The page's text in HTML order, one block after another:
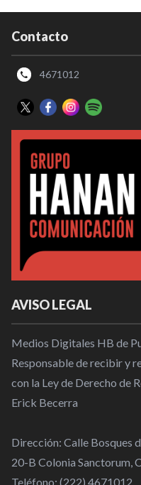
Contacto
4671012
AVISO LEGAL
Medios Digitales HB de
Responsable de recibir y
con la Ley de Derecho de
Erick Becerra
Dirección: Calle Bosques
20-B Colonia Sanctorum,
Teléfono: (222) 4671012